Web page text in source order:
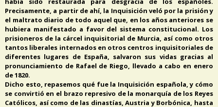
Precisamente, a partir de ahí, la Inquisición veló por la prisión y
el maltrato diario de todo aquel que, en los años anteriores se
hubiera manifestado a favor del sistema constitucional. Los
prisioneros de la cárcel inquisitorial de Murcia, así como otros
tantos liberales internados en otros centros inquisitoriales de
diferentes lugares de España, salvaron sus vidas gracias al
pronunciamiento de Rafael de Riego, llevado a cabo en enero
de 1820.
Dicho esto, repasemos qué fue la Inquisición española, y cómo
se convirtió en el brazo represivo de la monarquía de los Reyes
Católicos, así como de las dinastías, Austria y Borbónica, hasta